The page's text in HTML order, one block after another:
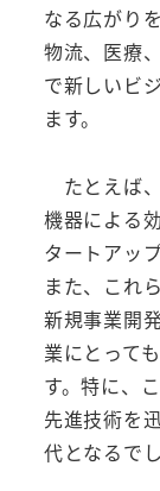
なる広がり
物流、医療
で新しいビ
ます。
たとえば
機器による
タートアッ
また、これ
新規事業開
業にとって
す。特に、
先進技術を
代となるでし